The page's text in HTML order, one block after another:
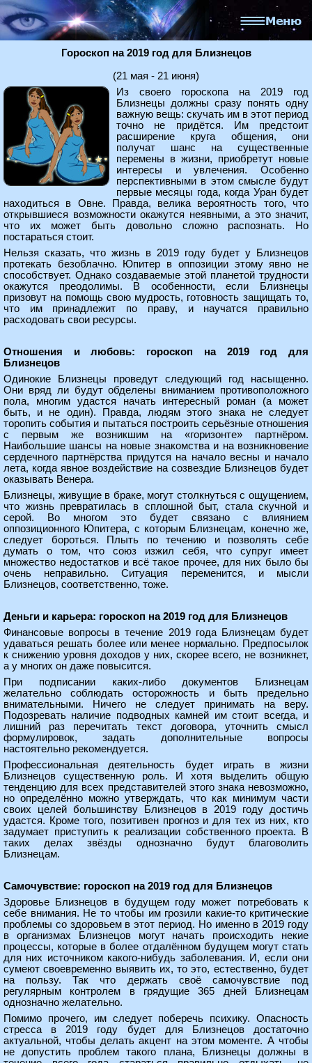
Гороскоп на 2019 год для Близнецов
(21 мая - 21 июня)
Из своего гороскопа на 2019 год
Близнецы должны сразу понять одну
важную вещь: скучать им в этот период
точно не придётся. Им предстоит
расширение круга общения, они
получат шанс на существенные
перемены в жизни, приобретут новые
интересы и увлечения. Особенно
перспективными в этом смысле будут
первые месяцы года, когда Уран будет
находиться в Овне. Правда, велика вероятность того, что
открывшиеся возможности окажутся неявными, а это значит,
что их может быть довольно сложно распознать. Но
постараться стоит.
Нельзя сказать, что жизнь в 2019 году будет у Близнецов
протекать безоблачно. Юпитер в оппозиции этому явно не
способствует. Однако создаваемые этой планетой трудности
окажутся преодолимы. В особенности, если Близнецы
призовут на помощь свою мудрость, готовность защищать то,
что им принадлежит по праву, и научатся правильно
расходовать свои ресурсы.
Отношения и любовь: гороскоп на 2019 год для
Близнецов
Одинокие Близнецы проведут следующий год насыщенно.
Они вряд ли будут обделены вниманием противоположного
пола, многим удастся начать интересный роман (а может
быть, и не один). Правда, людям этого знака не следует
торопить события и пытаться построить серьёзные отношения
с первым же возникшим на «горизонте» партнёром.
Наибольшие шансы на новые знакомства и на возникновение
сердечного партнёрства придутся на начало весны и начало
лета, когда явное воздействие на созвездие Близнецов будет
оказывать Венера.
Близнецы, живущие в браке, могут столкнуться с ощущением,
что жизнь превратилась в сплошной быт, стала скучной и
серой. Во многом это будет связано с влиянием
оппозиционного Юпитера, с которым Близнецам, конечно же,
следует бороться. Плыть по течению и позволять себе
думать о том, что союз изжил себя, что супруг имеет
множество недостатков и всё такое прочее, для них было бы
очень неправильно. Ситуация переменится, и мысли
Близнецов, соответственно, тоже.
Деньги и карьера: гороскоп на 2019 год для Близнецов
Финансовые вопросы в течение 2019 года Близнецам будет
удаваться решать более или менее нормально. Предпосылок
к снижению уровня доходов у них, скорее всего, не возникнет,
а у многих он даже повысится.
При подписании каких-либо документов Близнецам
желательно соблюдать осторожность и быть предельно
внимательными. Ничего не следует принимать на веру.
Подозревать наличие подводных камней им стоит всегда, и
лишний раз перечитать текст договора, уточнить смысл
формулировок, задать дополнительные вопросы
настоятельно рекомендуется.
Профессиональная деятельность будет играть в жизни
Близнецов существенную роль. И хотя выделить общую
тенденцию для всех представителей этого знака невозможно,
но определённо можно утверждать, что как минимум части
своих целей большинству Близнецов в 2019 году достичь
удастся. Кроме того, позитивен прогноз и для тех из них, кто
задумает приступить к реализации собственного проекта. В
таких делах звёзды однозначно будут благоволить
Близнецам.
Самочувствие: гороскоп на 2019 год для Близнецов
Здоровье Близнецов в будущем году может потребовать к
себе внимания. Не то чтобы им грозили какие-то критические
проблемы со здоровьем в этот период. Но именно в 2019 году
в организмах Близнецов могут начать происходить некие
процессы, которые в более отдалённом будущем могут стать
для них источником какого-нибудь заболевания. И, если они
сумеют своевременно выявить их, то это, естественно, будет
на пользу. Так что держать своё самочувствие под
регулярным контролем в грядущие 365 дней Близнецам
однозначно желательно.
Помимо прочего, им следует поберечь психику. Опасность
стресса в 2019 году будет для Близнецов достаточно
актуальной, чтобы делать акцент на этом моменте. А чтобы
не допустить проблем такого плана, Близнецы должны в